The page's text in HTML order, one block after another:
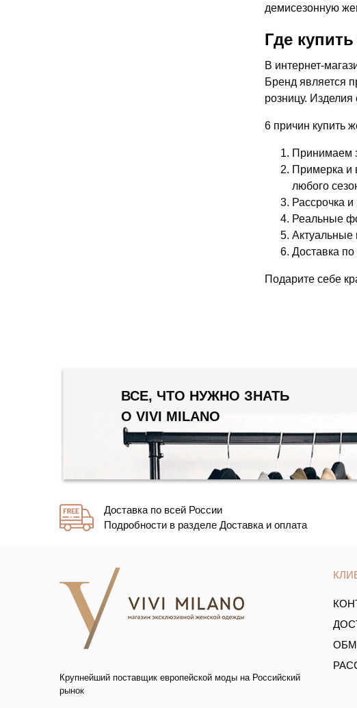
демисезонную
Где
В интернет-
Бренд является
розницу.
6 причин купить
Принимаем
Примерка и
любого
Рассрочка
Реальные
Актуальные
Доставка
Подарите себе
ВСЕ, ЧТО НУЖНО ЗНАТЬ
О VIVI MILANO
Доставка по всей России
Подробности в разделе Доставка и оплата
Крупнейший поставщик европейской моды на Российский
рынок